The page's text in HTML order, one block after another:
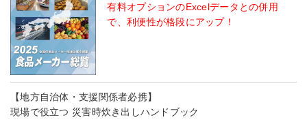
有料オプションのExcelデータとの併用
で、利便性が格段にアップ！
【地方自治体・支援関係者必携】
現場で役立つ 災害時炊き出しハンドブック